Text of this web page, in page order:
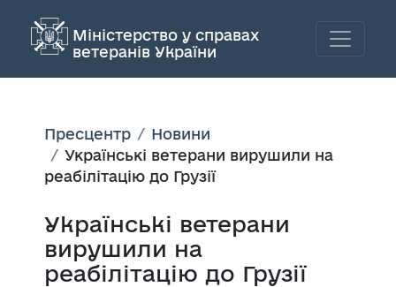
Міністерство у справах
ветеранів України
Пресцентр
Новини
Українські ветерани вирушили на
реабілітацію до Грузії
Українські ветерани
вирушили на
реабілітацію до Грузії